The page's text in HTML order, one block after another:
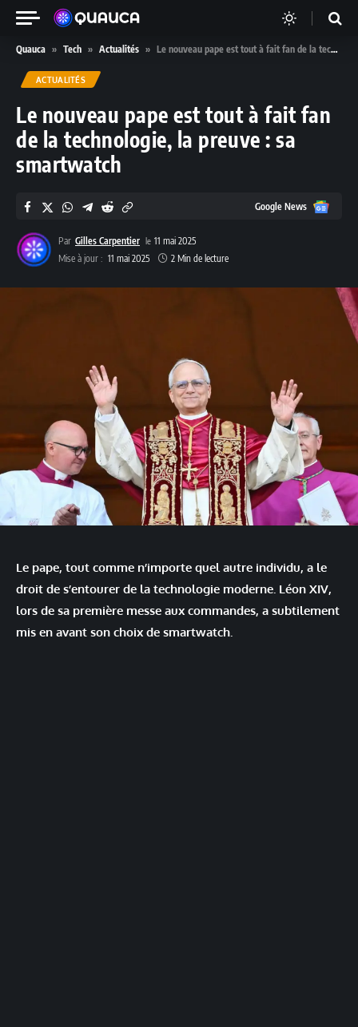
Quauca » Tech » Actualités » Le nouveau pape est tout à fait fan de la technologie, la preuve : sa smartwatch
ACTUALITÉS
Le nouveau pape est tout à fait fan
de la technologie, la preuve : sa
smartwatch
Par Gilles Carpentier
11 mai 2025
Mise à jour : 11 mai 2025 2 Min de lecture
Google News Google
Le pape, tout comme n’importe quel autre individu, a le
droit de s’entourer de la technologie moderne. Léon XIV,
lors de sa première messe aux commandes, a subtilement
mis en avant son choix de smartwatch.